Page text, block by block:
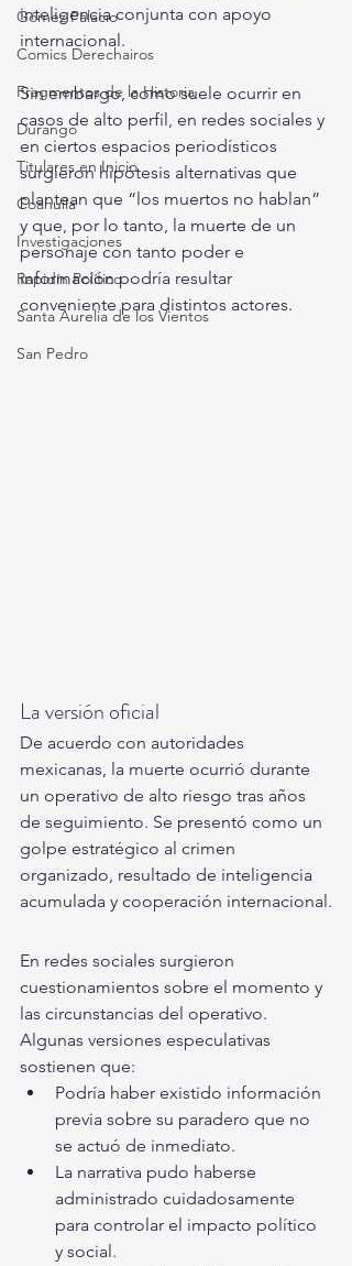
Gómez Palacio
Comics Derechairos
Fragmentos de la Historia
Durango
Titulares en Inicio
Coahuila
Investigaciones
Rapidín Político
Santa Aurelia de los Vientos
San Pedro
inteligencia conjunta con apoyo
internacional.
Sin embargo, como suele ocurrir en
casos de alto perfil, en redes sociales y
en ciertos espacios periodísticos
surgieron hipótesis alternativas que
plantean que “los muertos no hablan”
y que, por lo tanto, la muerte de un
personaje con tanto poder e
información podría resultar
conveniente para distintos actores.
La versión oficial
De acuerdo con autoridades
mexicanas, la muerte ocurrió durante
un operativo de alto riesgo tras años
de seguimiento. Se presentó como un
golpe estratégico al crimen
organizado, resultado de inteligencia
acumulada y cooperación internacional.
En redes sociales surgieron
cuestionamientos sobre el momento y
las circunstancias del operativo.
Algunas versiones especulativas
sostienen que:
Podría haber existido información
previa sobre su paradero que no
se actuó de inmediato.
La narrativa pudo haberse
administrado cuidadosamente
para controlar el impacto político
y social.